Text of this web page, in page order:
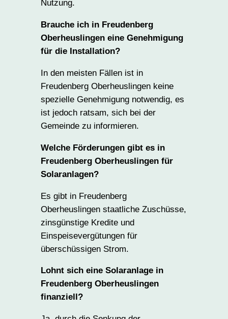
Nutzung.
Brauche ich in Freudenberg
Oberheuslingen eine Genehmigung
für die Installation?
In den meisten Fällen ist in
Freudenberg Oberheuslingen keine
spezielle Genehmigung notwendig, es
ist jedoch ratsam, sich bei der
Gemeinde zu informieren.
Welche Förderungen gibt es in
Freudenberg Oberheuslingen für
Solaranlagen?
Es gibt in Freudenberg
Oberheuslingen staatliche Zuschüsse,
zinsgünstige Kredite und
Einspeisevergütungen für
überschüssigen Strom.
Lohnt sich eine Solaranlage in
Freudenberg Oberheuslingen
finanziell?